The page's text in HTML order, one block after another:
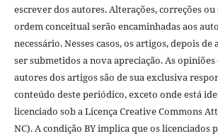
escrever dos autores. Alterações, correções ou
ordem conceitual serão encaminhadas aos
necessário. Nesses casos, os artigos, depois de
ser submetidos a nova apreciação. As
autores dos artigos são de sua exclusiva
conteúdo deste periódico, exceto onde está
licenciado sob a Licença Creative Commons
NC). A condição BY implica que os licenciados